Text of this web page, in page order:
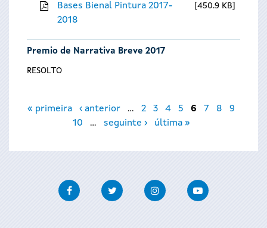
Bases Bienal Pintura 2017-
2018
450.9 KB
Premio de Narrativa Breve 2017
RESOLTO
Páxinas
« primeira ‹ anterior … 2 3 4 5 6 7 8
9
10
… seguinte › última »
FacebookTwitter InstagramYoutube